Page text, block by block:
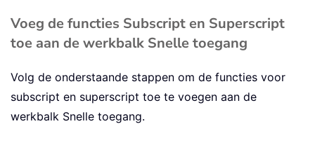
Voeg de functies Subscript en Superscript
toe aan de werkbalk Snelle toegang
Volg de onderstaande stappen om de functies voor
subscript en superscript toe te voegen aan de
werkbalk Snelle toegang.